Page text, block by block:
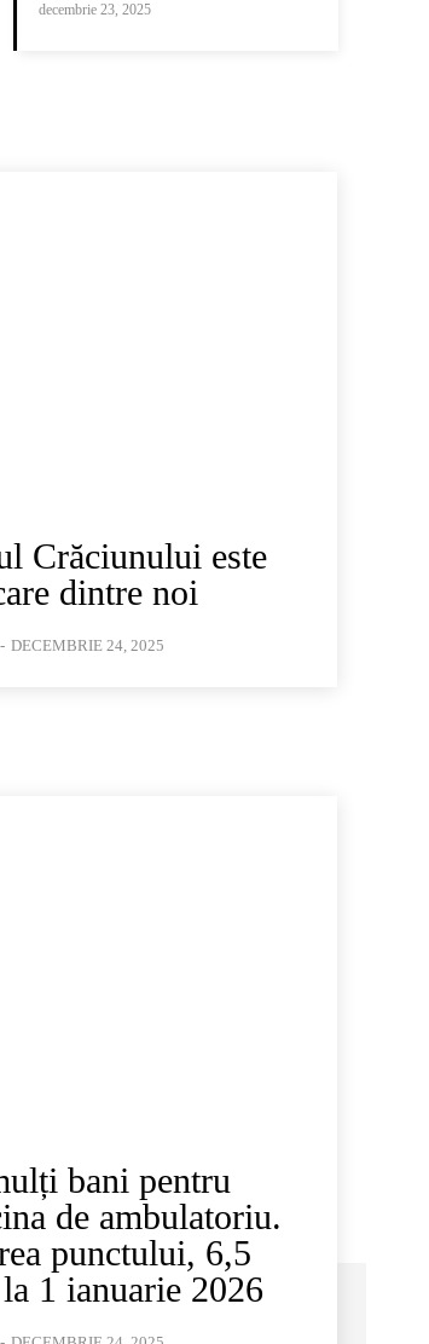
decembrie 23, 2025
Crăciunului este
dintre noi
- DECEMBRIE 24, 2025
bani pentru
de ambulatoriu.
punctului, 6,5
1 ianuarie 2026